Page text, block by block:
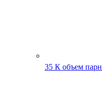
35 К объем